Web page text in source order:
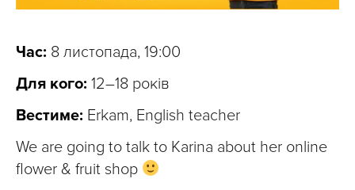
Час: 8 листопада, 19:00
Для кого: 12–18 років
Вестиме: Erkam, English teacher
We are going to talk to Karina about her online
flower & fruit shop